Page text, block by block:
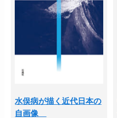
水俣病が描く近代日本の
自画像